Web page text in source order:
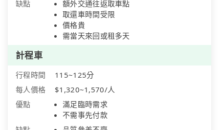
缺點
額外交通往返取車點
取還車時間受限
價格貴
需當天來回或租多天
計程車
行程時間
115~125分
每人價格
$1,320~1,570/人
優點
滿足臨時需求
不需事先付款